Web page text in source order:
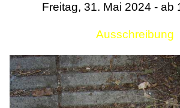
Termine
Freitag, 31. Mai 2024 - ab
Ausschreibung